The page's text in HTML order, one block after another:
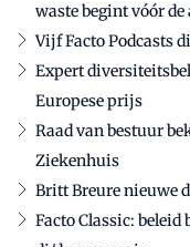
waste begint vóór
Vijf Facto Podcasts
Expert
Europese prijs
Raad van bestuur
Ziekenhuis
Britt Breure nieuwe
Facto Classic: